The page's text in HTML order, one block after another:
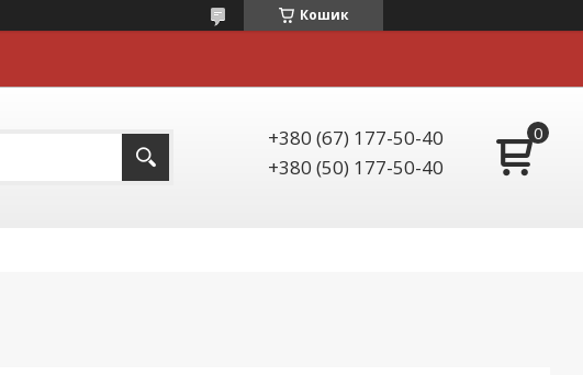
Кошик
+380 (67) 177-50-40
+380 (50) 177-50-40